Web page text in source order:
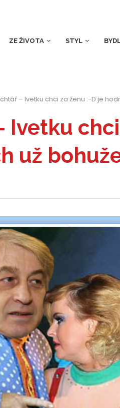
ZE ŽIVOTA STYL
– Ivetku chci za ženu :-D je
Ivetku
už